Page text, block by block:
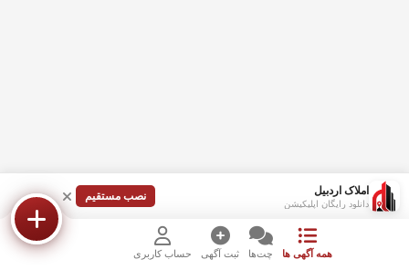
املاک اردبیل
دانلود رایگان اپلیکیشن
نصب مستقیم
همه آگهی ها چت‌ها ثبت آگهی حساب کاربری